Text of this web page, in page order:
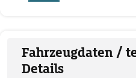
Fahrzeugdaten /
Details